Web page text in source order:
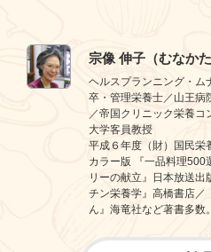
宗像 伸子（むなかた
ヘルスプランニング・ム
卒・管理栄養士／山王病
／帝国クリニック栄養コ
大学客員教授
平成６年度（財）国民栄
カラー版 『一品料理500
リーの献立』日本放送出
チン栄養学』高橋書店／
ん』海竜社など著書多数。